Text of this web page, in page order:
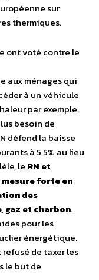
sur
thermiques.
ont voté contre le
aux ménages qui
à un véhicule
par exemple.
besoin de
défend la baisse
à 5,5% au lieu
le RN et
mesure forte en
des
, gaz et charbon.
pour les
énergétique.
de taxer les
le but de